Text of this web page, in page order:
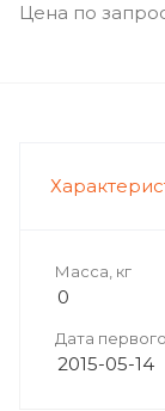
Цена по
Масса, кг
0
Дата
2015-05-14